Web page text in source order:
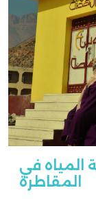
المياه في
المقاطرة